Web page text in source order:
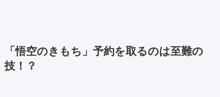
「悟空のきもち」予約を取るのは至難の
技！？